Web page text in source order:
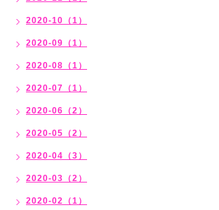
2020-10（1）
2020-09（1）
2020-08（1）
2020-07（1）
2020-06（2）
2020-05（2）
2020-04（3）
2020-03（2）
2020-02（1）